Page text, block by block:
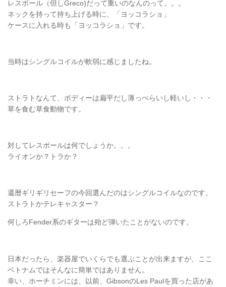
レスポール（但しGreco)だって重いのなんのって。。。
ネックを持って持ち上げる時に、「ヨッコラショ」
ケースに入れる時も「ヨッコラショ」です。
当時はシングルコイルが軟弱に感じましたね。
ストラトなんて、ボディーは扁平だし薄っぺらいし軽いし・・・
草を食む草食動物です。
対してレスポールは何でしょうか。。。
ライオンか？トラか？
還暦ギリギリセーフの今回選んだのはシングルコイルなのです。
ストラトかテレキャスター？
何しろFender系のギターは殆ど弾いたことがないのです。
日本だったら、楽器屋でいくらでも選ぶことが出来ますが、ここ
ベトナムではそんなに簡単ではありません。
幸い、ホーチミンには、以前、GibsonのLes Paulを買った店があ